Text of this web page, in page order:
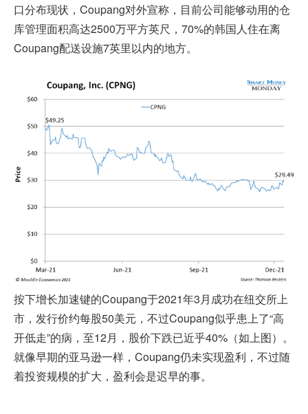
口分布现状，Coupang对外宣称，目前公司能够动用的仓
库管理面积高达2500万平方英尺，70%的韩国人住在离
Coupang配送设施7英里以内的地方。
按下增长加速键的Coupang于2021年3月成功在纽交所上
市，发行价约每股50美元，不过Coupang似乎患上了“高
开低走”的病，至12月，股价下跌已近乎40%（如上图）。
就像早期的亚马逊一样，Coupang仍未实现盈利，不过随
着投资规模的扩大，盈利会是迟早的事。